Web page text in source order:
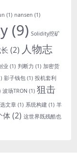
(1) nansen (1)
(9) Solidity挖矿
(2) 人物志
业 (1) 判断力 (1) 加密货
影子钱包 (1) 投机套利
波场TRON (1) 狙击
文章 (1) 系统构建 (1) 羊
体(2) 这世界既残酷也